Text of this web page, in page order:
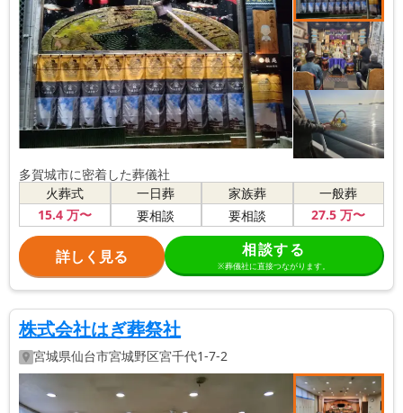
多賀城市に密着した葬儀社
火葬式
15.4万〜
一日葬
要相談
家族葬
要相談
一般葬
27.5 万〜
詳しく見る 相談する
※葬儀社に直接つながります。
株式会社はぎ葬祭社
宮城県仙台市宮城野区宮千代1-7-2